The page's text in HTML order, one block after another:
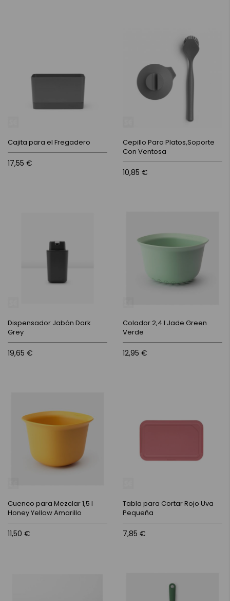
Cajita para el Fregadero
17,55 €
Cepillo Para Platos,Soporte
Con Ventosa
10,85 €
Dispensador Jabón Dark
Grey
19,65 €
Colador 2,4 l Jade Green
Verde
12,95 €
Cuenco para Mezclar 1,5 l
Honey Yellow Amarillo
11,50 €
Tabla para Cortar Rojo Uva
Pequeña
7,85 €